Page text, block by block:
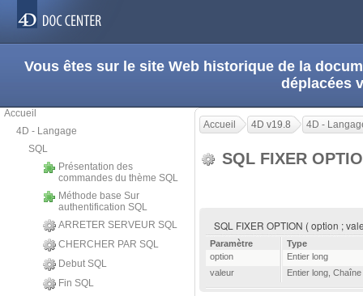
Vous êtes sur le site Web historique de la
déplacées
Accueil
4D - Langage
SQL
Présentation des
commandes du thème SQL
Méthode base Sur
authentification SQL
ARRETER SERVEUR SQL
CHERCHER PAR SQL
Debut SQL
Fin SQL
Accueil 4D v19.8 4D -
SQL FIXER
SQL FIXER OPTION ( option ;
Paramètre
Type
option
Entier long
valeur
Entier long Chaîne